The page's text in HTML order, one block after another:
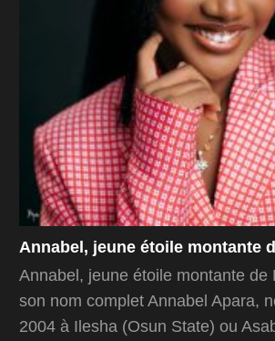
Annabel, jeune étoile montante
Annabel, jeune étoile montante de
son nom complet Annabel Apara,
2004 à Ilesha (Osun State) ou